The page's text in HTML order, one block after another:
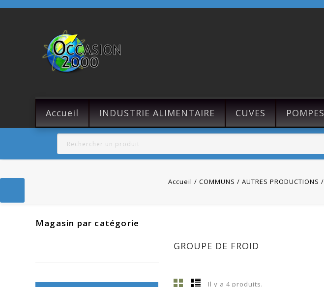
Accueil INDUSTRIE ALIMENTAIRE CUVES POMPES
Accueil COMMUNS / AUTRES PRODUCTIONS
Magasin par catégorie
GROUPE DE FROID
Il y a 4 produits.